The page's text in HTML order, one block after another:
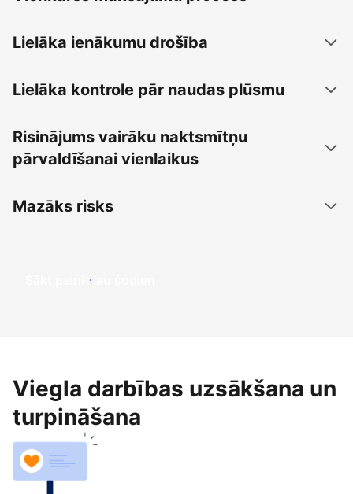
Lielāka ienākumu drošība
Lielāka kontrole pār naudas plūsmu
Risinājums vairāku naktsmītņu
pārvaldīšanai vienlaikus
Mazāks risks
Sākt pelnīt jau šodien
Viegla darbības uzsākšana un
turpināšana